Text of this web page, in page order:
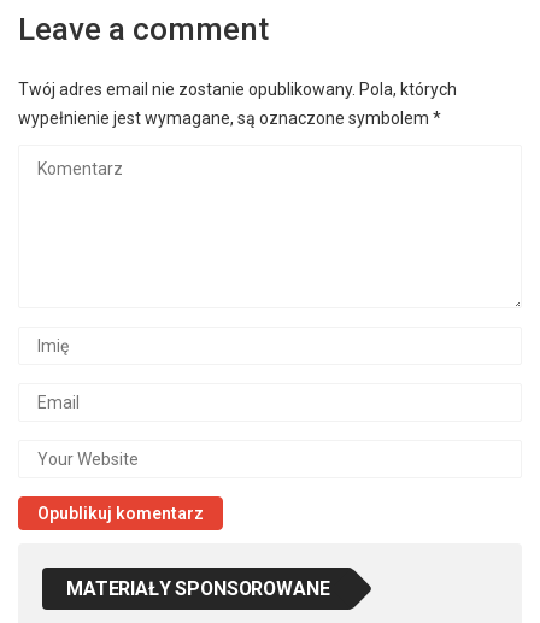
Leave a comment
Twój adres email nie zostanie opublikowany. Pola, których
wypełnienie jest wymagane, są oznaczone symbolem *
MATERIAŁY SPONSOROWANE